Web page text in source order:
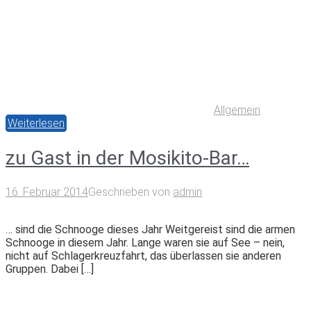
Allgemein
Weiterlesen
zu Gast in der Mosikito-Bar…
16. Februar 2014Geschrieben von admin
… sind die Schnooge dieses Jahr Weitgereist sind die armen
Schnooge in diesem Jahr. Lange waren sie auf See – nein,
nicht auf Schlagerkreuzfahrt, das überlassen sie anderen
Gruppen. Dabei […]